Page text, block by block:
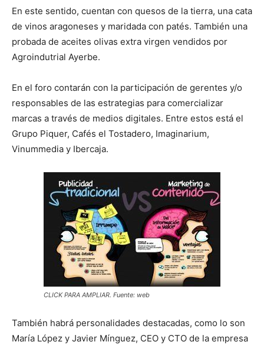
En este sentido, cuentan con quesos de la tierra, una cata
de vinos aragoneses y maridada con patés. También una
probada de aceites olivas extra virgen vendidos por
Agroindutrial Ayerbe.
En el foro contarán con la participación de gerentes y/o
responsables de las estrategias para comercializar
marcas a través de medios digitales. Entre estos está el
Grupo Piquer, Cafés el Tostadero, Imaginarium,
Vinummedia y Ibercaja.
CLICK PARA AMPLIAR. Fuente: web
También habrá personalidades destacadas, como lo son
María López y Javier Mínguez, CEO y CTO de la empresa